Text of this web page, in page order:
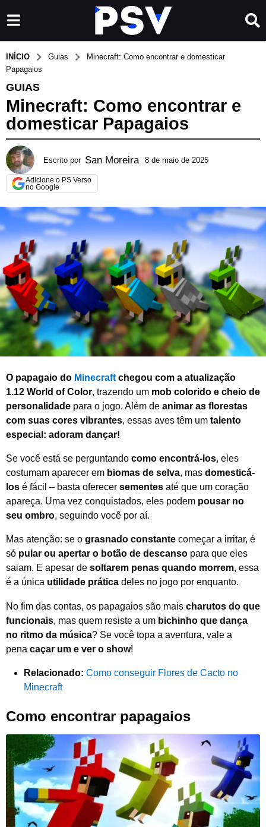
INÍCIO Guias
Minecraft: Como encontrar e domesticar
Papagaios
GUIAS
Minecraft: Como encontrar e
domesticar Papagaios
Escrito por San Moreira 8 de maio de 2025
m
a
ç
e
0
2
6
Adicione o PS Verso
no Google
O papagaio do Minecraft chegou com a atualização
1.12 World of Color, trazendo um mob colorido e cheio de
personalidade para o jogo. Além de animar as florestas
com suas cores vibrantes, essas aves têm um talento
especial: adoram dançar!
Se você está se perguntando como encontrá-los, eles
costumam aparecer em biomas de selva, mas domesticá-
los é fácil – basta oferecer sementes até que um coração
apareça. Uma vez conquistados, eles podem pousar no
seu ombro, seguindo você por aí.
Mas atenção: se o grasnado constante começar a irritar, é
só pular ou apertar o botão de descanso para que eles
saiam. E apesar de soltarem penas quando morrem, essa
é a única utilidade prática deles no jogo por enquanto.
No fim das contas, os papagaios são mais charutos do que
funcionais, mas quem resiste a um bichinho que dança
no ritmo da música? Se você topa a aventura, vale a
pena caçar um e ver o show!
Relacionado: Como conseguir Flores de Cacto no
Minecraft
Como encontrar papagaios